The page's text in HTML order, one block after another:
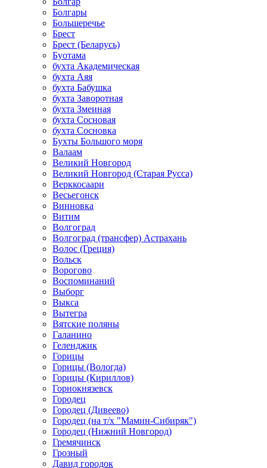
Болгары
Большеречье
Брест
Брест (Беларусь)
Буотама
бухта Академическая
бухта Аяя
бухта Бабушка
бухта Заворотная
бухта Змеиная
бухта Сосновая
бухта Сосновка
Бухты Большого моря
Валаам
Великий Новгород
Великий Новгород (Старая Русса)
Верккосаари
Весьегонск
Винновка
Витим
Волгоград
Волгоград (трансфер) Астрахань
Волос (Греция)
Вольск
Ворогово
Воспоминаний
Выборг
Выкса
Вытегра
Вятские поляны
Галанино
Геленджик
Горицы
Горицы (Вологда)
Горицы (Кириллов)
Горнокнязевск
Городец
Городец (Дивеево)
Городец (на т/х "Мамин-Сибиряк")
Городец (Нижний Новгород)
Гремячинск
Грозный
Давид городок